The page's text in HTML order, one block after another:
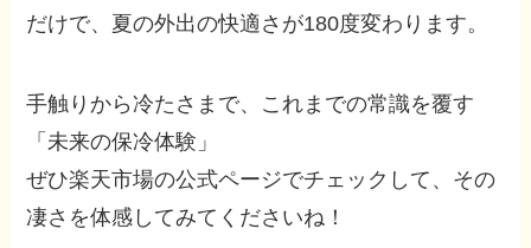
だけで、夏の外出の快適さが180度変わります。
手触りから冷たさまで、これまでの常識を覆す
「未来の保冷体験」
ぜひ楽天市場の公式ページでチェックして、その
凄さを体感してみてくださいね！